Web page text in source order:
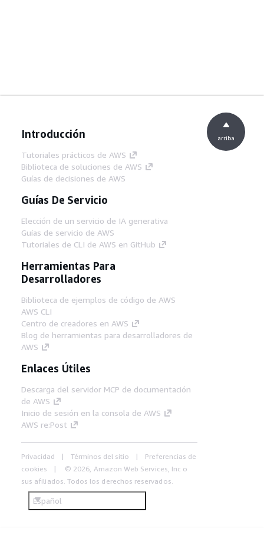
Introducción
Tutoriales prácticos de AWS
Biblioteca de soluciones de AWS
Guías de decisiones de AWS
Guías De Servicio
Elección de un servicio de IA generativa
Guías de servicio de AWS
Tutoriales de CLI de AWS en GitHub
Herramientas Para
Desarrolladores
Biblioteca de ejemplos de código de AWS
AWS CLI
Centro de creadores en AWS
Blog de herramientas para desarrolladores de
AWS
Enlaces Útiles
Descarga del servidor MCP de documentación
de AWS
Inicio de sesión en la consola de AWS
AWS re:Post
Privacidad Términos del sitio
Preferencias de
cookies
© 2026, Amazon Web Services, Inc o
sus afiliados. Todos los derechos reservados.
Español
arriba